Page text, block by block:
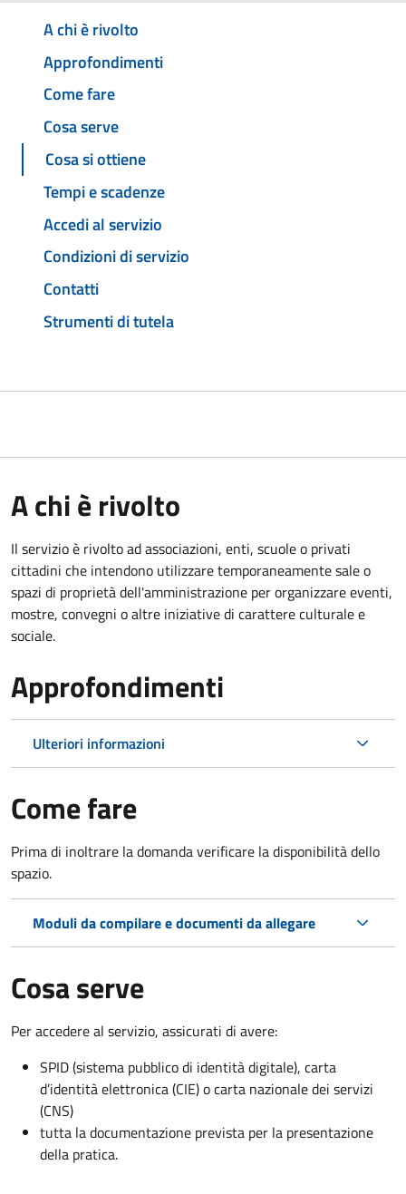
A chi è rivolto
Approfondimenti
Come fare
Cosa serve
Cosa si ottiene
Tempi e scadenze
Accedi al servizio
Condizioni di servizio
Contatti
Strumenti di tutela
A chi è rivolto
Il servizio è rivolto ad associazioni, enti, scuole o privati
cittadini che intendono utilizzare temporaneamente sale o
spazi di proprietà dell'amministrazione per organizzare eventi,
mostre, convegni o altre iniziative di carattere culturale e
sociale.
Approfondimenti
Ulteriori informazioni
Come fare
Prima di inoltrare la domanda verificare la disponibilità dello
spazio.
Moduli da compilare e documenti da allegare
Cosa serve
Per accedere al servizio, assicurati di avere:
SPID (sistema pubblico di identità digitale), carta
d’identità elettronica (CIE) o carta nazionale dei servizi
(CNS)
tutta la documentazione prevista per la presentazione
della pratica.